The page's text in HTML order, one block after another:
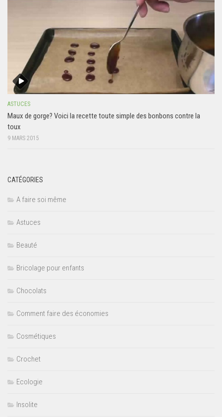
ASTUCES
Maux de gorge? Voici la recette toute simple des bonbons contre la
toux
9 MARS 2015
CATÉGORIES
A faire soi même
Astuces
Beauté
Bricolage pour enfants
Chocolats
Comment faire des économies
Cosmétiques
Crochet
Ecologie
Insolite